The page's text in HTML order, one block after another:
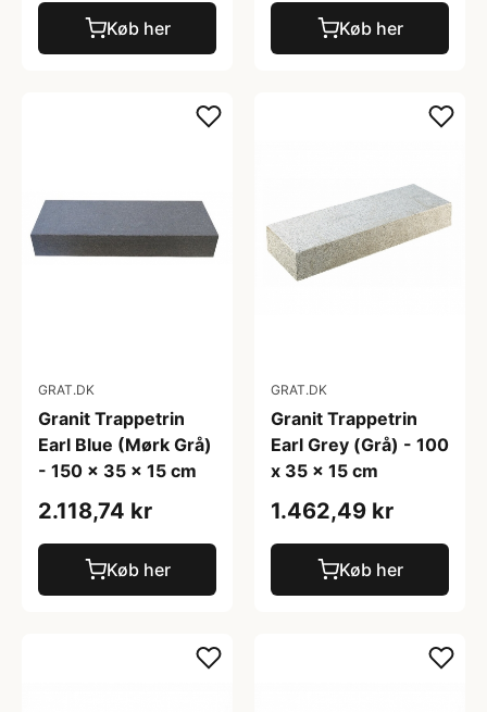
Køb her Køb her
GRAT.DK
Granit Trappetrin
Earl Blue (Mørk Grå)
- 150 x 35 x 15 cm
2.118,74 kr
Køb her
GRAT.DK
Granit Trappetrin
Earl Grey (Grå) - 100
x 35 x 15 cm
1.462,49 kr
Køb her